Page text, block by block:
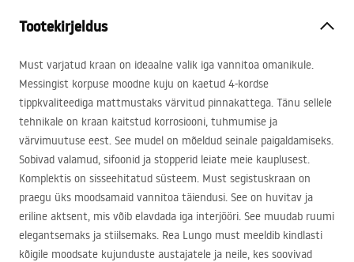
Tootekirjeldus
Must varjatud kraan on ideaalne valik iga vannitoa omanikule.
Messingist korpuse moodne kuju on kaetud 4-kordse
tippkvaliteediga mattmustaks värvitud pinnakattega. Tänu sellele
tehnikale on kraan kaitstud korrosiooni, tuhmumise ja
värvimuutuse eest. See mudel on mõeldud seinale paigaldamiseks.
Sobivad valamud, sifoonid ja stopperid leiate meie kauplusest.
Komplektis on sisseehitatud süsteem. Must segistuskraan on
praegu üks moodsamaid vannitoa täiendusi. See on huvitav ja
eriline aktsent, mis võib elavdada iga interjööri. See muudab ruumi
elegantsemaks ja stiilsemaks. Rea Lungo must meeldib kindlasti
kõigile moodsate kujunduste austajatele ja neile, kes soovivad